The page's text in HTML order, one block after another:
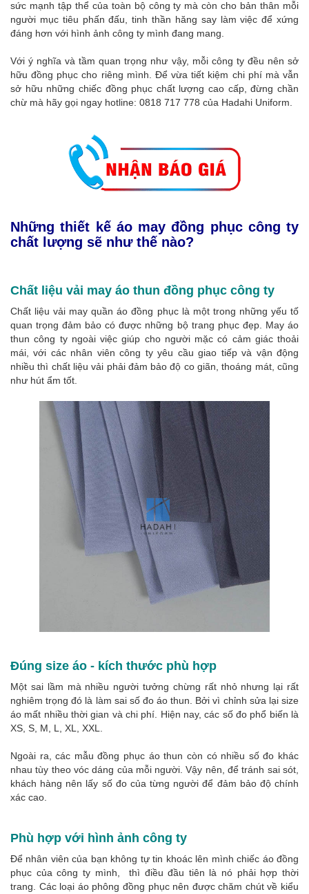
sức mạnh tập thể của toàn bộ công ty mà còn cho bản thân mỗi
người mục tiêu phấn đấu, tinh thần hăng say làm việc để xứng
đáng hơn với hình ảnh công ty mình đang mang.
Với ý nghĩa và tầm quan trọng như vậy, mỗi công ty đều nên sở
hữu đồng phục cho riêng mình. Để vừa tiết kiệm chi phí mà vẫn
sở hữu những chiếc đồng phục chất lượng cao cấp, đừng chần
chừ mà hãy gọi ngay hotline: 0818 717 778 của Hadahi Uniform.
Những thiết kế áo may đồng phục công ty
chất lượng sẽ như thế nào?
Chất liệu vải may áo thun đồng phục công ty
Chất liệu vải may quần áo đồng phục là một trong những yếu tố
quan trọng đảm bảo có được những bộ trang phục đẹp. May áo
thun công ty ngoài việc giúp cho người mặc có cảm giác thoải
mái, với các nhân viên công ty yêu cầu giao tiếp và vận động
nhiều thì chất liệu vải phải đảm bảo độ co giãn, thoáng mát, cũng
như hút ẩm tốt.
Đúng size áo - kích thước phù hợp
Một sai lầm mà nhiều người tưởng chừng rất nhỏ nhưng lại rất
nghiêm trọng đó là làm sai số đo áo thun. Bởi vì chỉnh sửa lại size
áo mất nhiều thời gian và chi phí. Hiện nay, các số đo phổ biến là
XS, S, M, L, XL, XXL.
Ngoài ra, các mẫu đồng phục áo thun còn có nhiều số đo khác
nhau tùy theo vóc dáng của mỗi người. Vậy nên, để tránh sai sót,
khách hàng nên lấy số đo của từng người để đảm bảo độ chính
xác cao.
Phù hợp với hình ảnh công ty
Để nhân viên của bạn không tự tin khoác lên mình chiếc áo đồng
phục của công ty mình, thì điều đầu tiên là nó phải hợp thời
trang. Các loại áo phông đồng phục nên được chăm chút về kiểu